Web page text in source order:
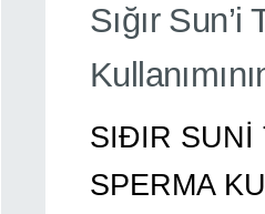
Sığır
SIÐIR SUNİ
SPERMA